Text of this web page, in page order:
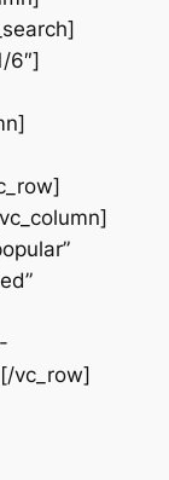
6″]
vc_row]